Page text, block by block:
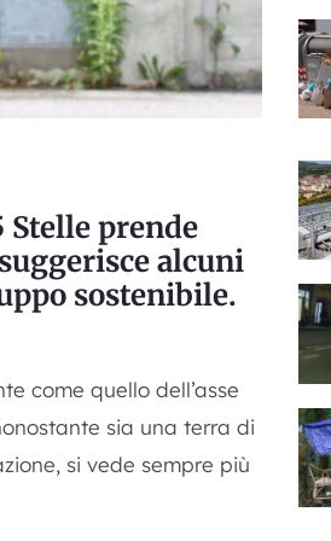
Stelle prende
alcuni
sostenibile.
come quello dell’asse
sia una terra di
si vede sempre più